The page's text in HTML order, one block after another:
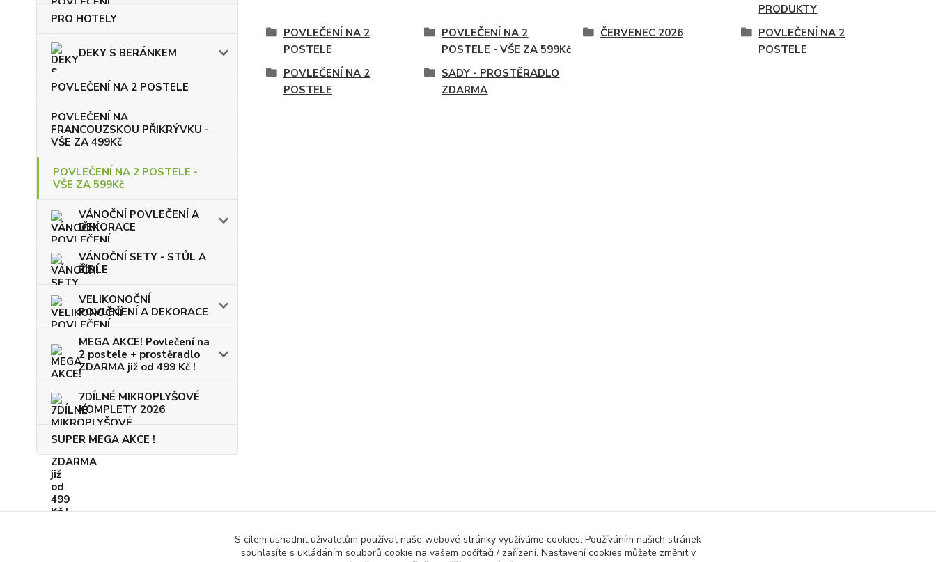
PRO HOTELY
DEKY S BERÁNKEM
POVLEČENÍ NA 2 POSTELE
POVLEČENÍ NA
FRANCOUZSKOU PŘIKRÝVKU -
VŠE ZA 499Kč
POVLEČENÍ NA 2 POSTELE -
VŠE ZA 599Kč
VÁNOČNÍ POVLEČENÍ A
DEKORACE
VÁNOČNÍ SETY - STŮL A
ŽIDLE
VELIKONOČNÍ
POVLEČENÍ A DEKORACE
MEGA AKCE! Povlečení na
2 postele + prostěradlo
ZDARMA již od 499 Kč !
7DÍLNÉ MIKROPLYŠOVÉ
KOMPLETY 2026
SUPER MEGA AKCE !
PRODUKTY
POVLEČENÍ NA 2
POSTELE
POVLEČENÍ NA 2
POSTELE - VŠE ZA 599Kč
ČERVENEC 2026
POVLEČENÍ NA 2
POSTELE
POVLEČENÍ NA 2
POSTELE
SADY - PROSTĚRADLO
ZDARMA
S cílem usnadnit uživatelům používat naše webové stránky využíváme cookies. Používáním našich stránek
souhlasíte s ukládáním souborů cookie na vašem počítači / zařízení. Nastavení cookies můžete změnit v